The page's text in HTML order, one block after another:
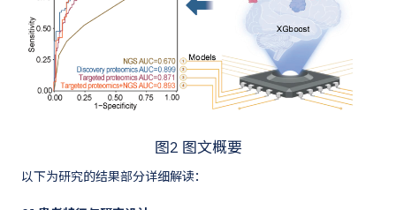
图2 图文概要
以下为研究的结果部分详细解读：